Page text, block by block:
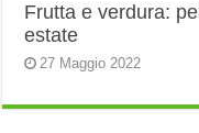
Frutta e verdura:
estate
27 Maggio 2022